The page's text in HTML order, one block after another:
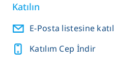
Katılın
E-Posta listesine katıl
Katılım Cep İndir